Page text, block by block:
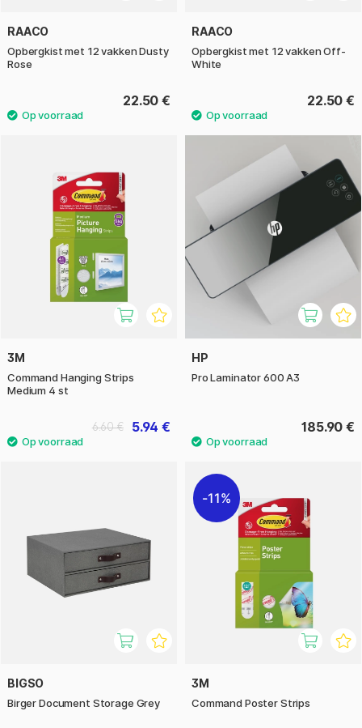
RAACO
Opbergkist met 12 vakken Dusty
Rose
22.50 €
RAACO
Opbergkist met 12 vakken Off-
White
22.50 €
3M
Command Hanging Strips
Medium 4 st
5.94 €
6.60 €
HP
Pro Laminator 600 A3
185.90 €
BIGSO
Birger Document Storage Grey
11%
3M
Command Poster Strips